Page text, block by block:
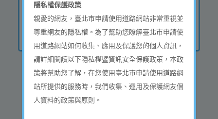
本府工務局道管中心申
請。
申請登入
隱私權保護政策
親愛的網友，臺北市申請使用道路網站非常重視並
尊重網友的隱私權。為了幫助您瞭解臺北市申請使
用道路網站如何收集、應用及保護您的個人資訊，
請詳細閱讀以下隱私權暨資訊安全保護政策，本政
策將幫助您了解，在您使用臺北市申請使用道路網
站所提供的服務時，我們收集、運用及保護網友個
人資料的政策與原則。